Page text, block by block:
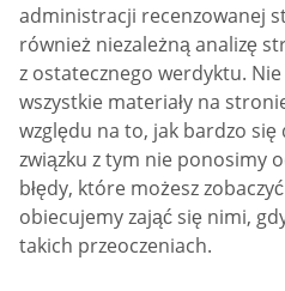
administracji recenzowanej
również niezależną analizę
z ostatecznego werdyktu.
wszystkie materiały na
względu na to, jak bardzo
związku z tym nie ponosimy
błędy, które możesz
obiecujemy zająć się nimi,
takich przeoczeniach.